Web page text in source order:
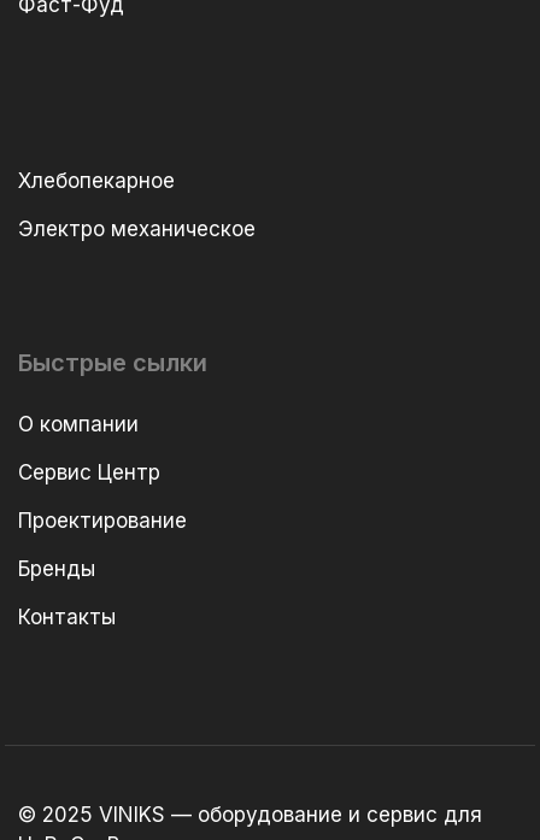
Хлебопекарное
Электро механическое
Быстрые сылки
О компании
Сервис Центр
Проектирование
Бренды
Контакты
© 2025 VINIKS — оборудование и сервис для